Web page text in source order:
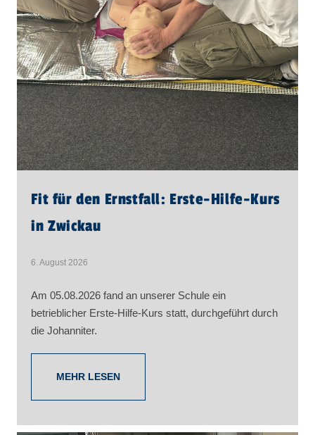
Fit für den Ernstfall: Erste-Hilfe-Kurs
in Zwickau
6. August 2026
Am 05.08.2026 fand an unserer Schule ein
betrieblicher Erste-Hilfe-Kurs statt, durchgeführt durch
die Johanniter.
MEHR LESEN